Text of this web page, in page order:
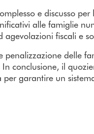
e discusso
alle famiglie
fiscali e
delle
conclusione, il
garantire un